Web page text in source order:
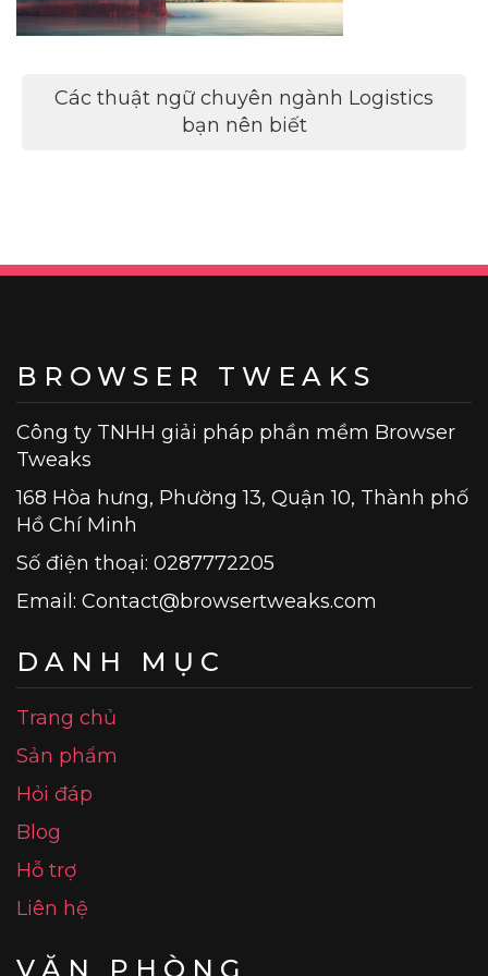
Điều
Các thuật ngữ chuyên ngành Logistics
bạn nên biết
BROWSER TWEAKS
Công ty TNHH giải pháp phần mềm Browser
Tweaks
168 Hòa hưng, Phường 13, Quận 10, Thành phố
Hồ Chí Minh
Số điện thoại: 0287772205
Email: Contact@browsertweaks.com
DANH MỤC
Trang chủ
Sản phẩm
Hỏi đáp
Blog
Hỗ trợ
Liên hệ
VĂN PHÒNG